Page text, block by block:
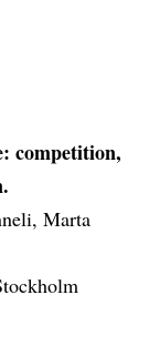
competition,
Marta